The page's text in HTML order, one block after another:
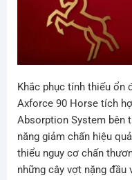
Khắc phục tính thiếu ổn
Axforce 90 Horse tích
Absorption System bên
năng giảm chấn hiệu
thiểu nguy cơ chấn
những cây vợt nặng đầu